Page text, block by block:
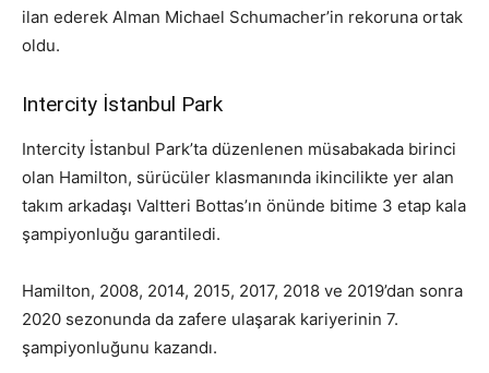
ilan ederek Alman Michael Schumacher’in rekoruna ortak
oldu.
Intercity İstanbul Park
Intercity İstanbul Park’ta düzenlenen müsabakada birinci
olan Hamilton, sürücüler klasmanında ikincilikte yer alan
takım arkadaşı Valtteri Bottas’ın önünde bitime 3 etap kala
şampiyonluğu garantiledi.
Hamilton, 2008, 2014, 2015, 2017, 2018 ve 2019’dan sonra
2020 sezonunda da zafere ulaşarak kariyerinin 7.
şampiyonluğunu kazandı.